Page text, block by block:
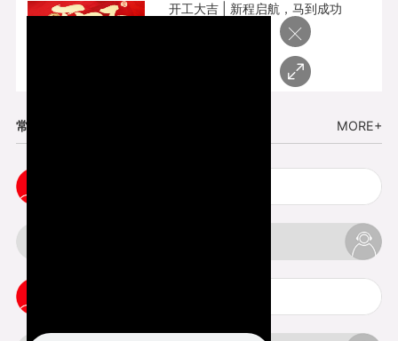
开工大吉 | 新程启航，马到成功
常见问题 MORE+
×